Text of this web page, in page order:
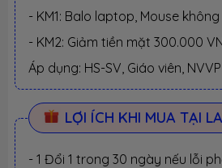
- KM1: Balo laptop, Mouse
- KM2: Giảm tiền mặt 300.000
Áp dụng: HS-SV, Giáo viên, NVVP
LỢI ÍCH KHI MUA TẠI
- 1 Đổi 1 trong 30 ngày nếu lỗi